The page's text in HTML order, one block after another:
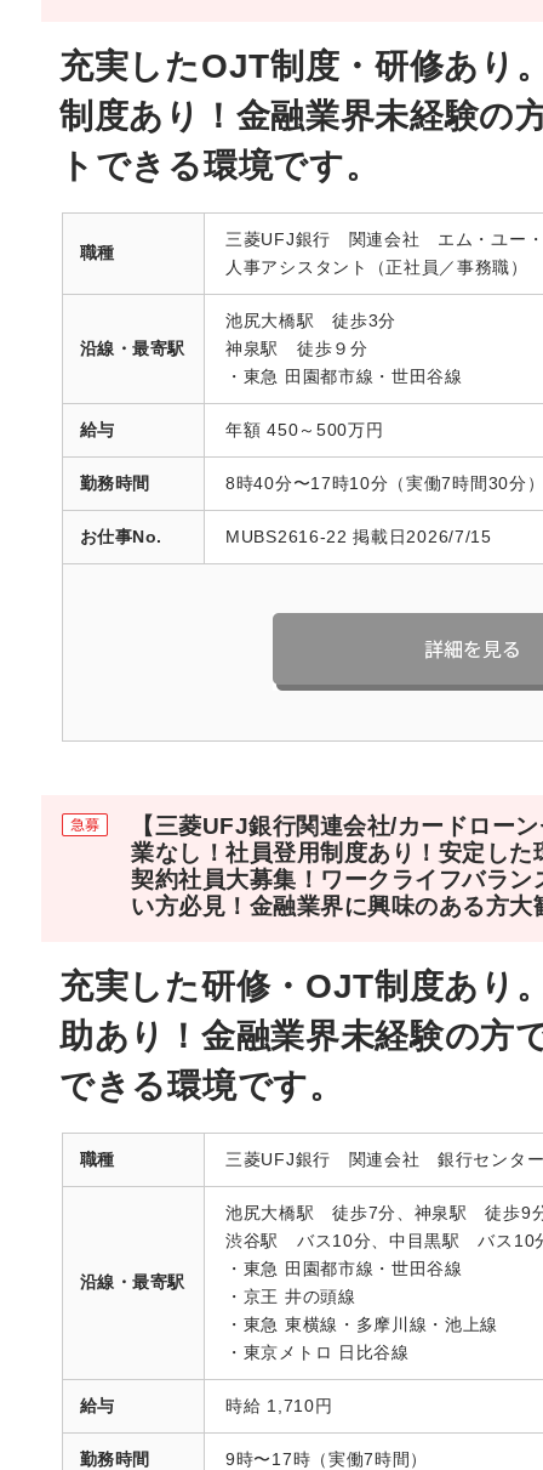
充実したOJT制度・研修あり
制度あり！金融業界未経験の
トできる環境です。
職種
三菱UFJ銀行 関連会社 エム・ユー
人事アシスタント（正社員／事務職）
沿線・最寄駅
池尻大橋駅 徒歩3分
神泉駅 徒歩９分
・東急 田園都市線・世田谷線
給与 年額 450～500万円
勤務時間 8時40分〜17時10分（実働7時間30分
お仕事No. MUBS2616-22 掲載日2026/7/15
【三菱UFJ銀行関連会社/カードロー
業なし！社員登用制度あり！安定した
契約社員大募集！ワークライフバラン
い方必見！金融業界に興味のある方大
充実した研修・OJT制度あり
助あり！金融業界未経験の方
できる環境です。
職種 三菱UFJ銀行 関連会社 銀行センタ
沿線・最寄駅
池尻大橋駅 徒歩7分、神泉駅 徒歩9
渋谷駅 バス10分、中目黒駅 バス10
・東急 田園都市線・世田谷線
・京王 井の頭線
・東急 東横線・多摩川線・池上線
・東京メトロ 日比谷線
給与 時給 1,710円
勤務時間 9時〜17時（実働7時間）